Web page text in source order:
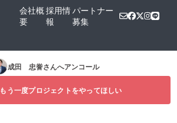
会社概
要
採用情
報
パートナー
募集
成田 忠誉さんへアンコール
もう一度プロジェクトをやってほしい